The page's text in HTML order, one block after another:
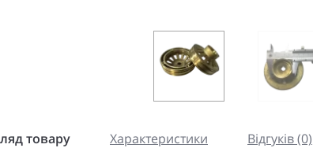
товару Характеристики Відгуків (0)